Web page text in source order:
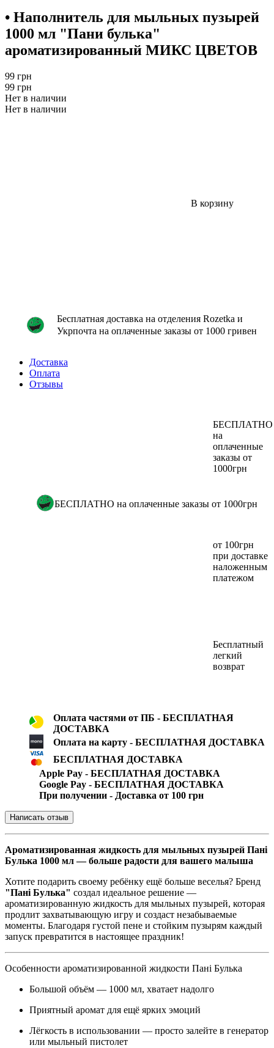
• Наполнитель для мыльных пузырей
1000 мл "Пани булька"
ароматизированный МИКС ЦВЕТОВ
99 грн
99 грн
Нет в наличии
Нет в наличии
В корзину
Бесплатная доставка на отделения Rozetka и
Укрпочта на оплаченные заказы от 1000 гривен
Доставка
Оплата
Отзывы
БЕСПЛАТНО
на
оплаченные
заказы от
1000грн
БЕСПЛАТНО на оплаченные заказы от 1000грн
от 100грн
при доставке
наложенным
платежом
Бесплатный
легкий
возврат
Оплата частями от ПБ - БЕСПЛАТНАЯ
ДОСТАВКА
Оплата на карту - БЕСПЛАТНАЯ ДОСТАВКА
БЕСПЛАТНАЯ ДОСТАВКА
Apple Pay - БЕСПЛАТНАЯ ДОСТАВКА
Google Pay - БЕСПЛАТНАЯ ДОСТАВКА
При получении - Доставка от 100 грн
Написать отзыв
Ароматизированная жидкость для мыльных пузырей Пані
Булька 1000 мл — больше радости для вашего малыша
Хотите подарить своему ребёнку ещё больше веселья? Бренд
"Пані Булька" создал идеальное решение —
ароматизированную жидкость для мыльных пузырей, которая
продлит захватывающую игру и создаст незабываемые
моменты. Благодаря густой пене и стойким пузырям каждый
запуск превратится в настоящее праздник!
Особенности ароматизированной жидкости Пані Булька
Большой объём — 1000 мл, хватает надолго
Приятный аромат для ещё ярких эмоций
Лёгкость в использовании — просто залейте в генератор
или мыльный пистолет